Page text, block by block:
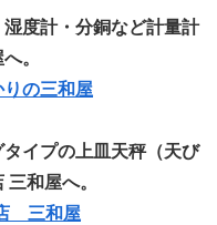
度計・分銅など計量計
。
の三和屋
イプの上皿天秤（天び
和屋へ。
三和屋